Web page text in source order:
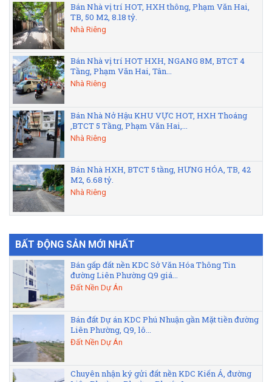
Bán Nhà vị trí HOT, HXH thông, Phạm Văn Hai,
TB, 50 M2, 8.18 tỷ.
Nhà Riêng
Bán Nhà vị trí HOT HXH, NGANG 8M, BTCT 4
Tầng, Phạm Văn Hai, Tân...
Nhà Riêng
Bán Nhà Nở Hậu KHU VỰC HOT, HXH Thoáng
,BTCT 5 Tầng, Phạm Văn Hai,...
Nhà Riêng
Bán Nhà HXH, BTCT 5 tầng, HƯNG HÓA, TB, 42
M2, 6.68 tỷ.
Nhà Riêng
BẤT ĐỘNG SẢN MỚI NHẤT
Bán gấp đất nền KDC Sở Văn Hóa Thông Tin
đường Liên Phường Q9 giá...
Đất Nền Dự Án
Bán đất Dự án KDC Phú Nhuận gần Mặt tiền đường
Liên Phường, Q9, lô...
Đất Nền Dự Án
Chuyên nhận ký gửi đất nền KDC Kiến Á, đường